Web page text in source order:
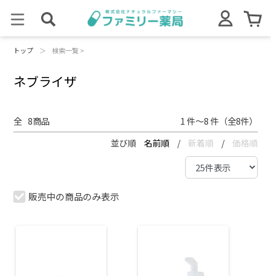
トップ ＞ 検索一覧 >
ネブライザ
全 8商品 1 件～8 件（全8件）
並び順 名前順 / 新着順 / 価格順
販売中の商品のみ表示